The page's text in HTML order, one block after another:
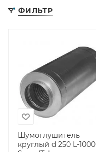
ФИЛЬТР
Шумоглушитель
круглый d 250 L-1000